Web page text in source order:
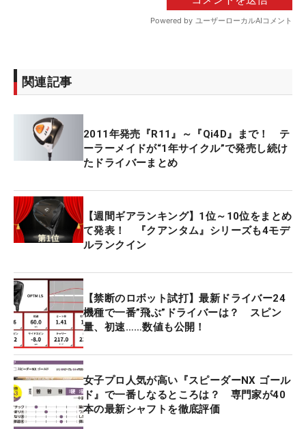
関連記事
2011年発売『R11』～『Qi4D』まで！ テ
ーラーメイドが“1年サイクル”で発売し続け
たドライバーまとめ
【週間ギアランキング】1位～10位をまとめ
て発表！ 『クアンタム』シリーズも4モデ
ルランクイン
【禁断のロボット試打】最新ドライバー24
機種で一番”飛ぶ”ドライバーは？ スピン
量、初速……数値も公開！
女子プロ人気が高い『スピーダーNX ゴール
ド』で一番しなるところは？ 専門家が40
本の最新シャフトを徹底評価